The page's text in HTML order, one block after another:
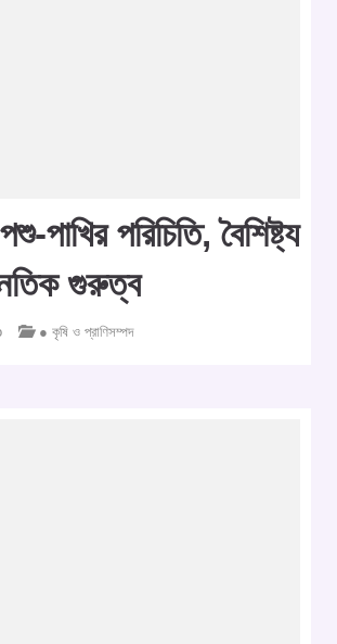
পাখির পরিচিতি, বৈশিষ্ট্য
গুরুত্ব
● কৃষি ও প্রাণিসম্পদ